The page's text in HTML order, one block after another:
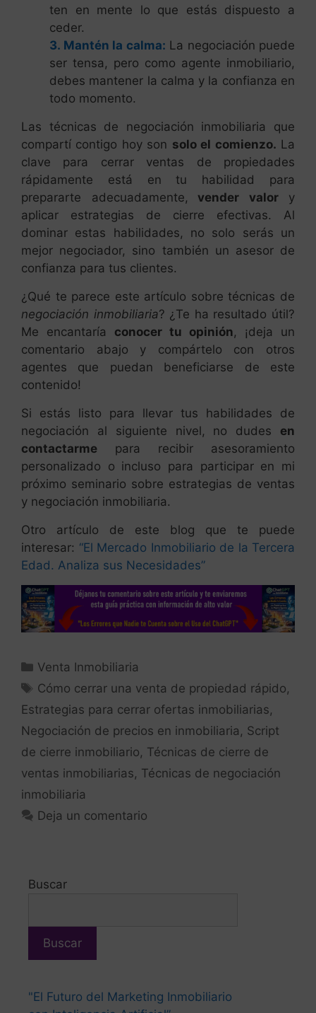
ten en mente lo que estás dispuesto a
ceder.
3. Mantén la calma: La negociación puede
ser tensa, pero como agente inmobiliario,
debes mantener la calma y la confianza en
todo momento.
Las técnicas de negociación inmobiliaria que
compartí contigo hoy son solo el comienzo. La
clave para cerrar ventas de propiedades
rápidamente está en tu habilidad para
prepararte adecuadamente, vender valory
aplicar estrategias de cierre efectivas. Al
dominar estas habilidades, no solo serás un
mejor negociador, sino también un asesor de
confianza para tus clientes.
¿Qué te parece este artículo sobre técnicas de
negociación inmobiliaria? ¿Te ha resultado útil?
Me encantaría conocer tu opinión, ¡deja un
comentario abajo y compártelo con otros
agentes que puedan beneficiarse de este
contenido!
Si estás listo para llevar tus habilidades de
negociación al siguiente nivel, no dudes en
contactarme para recibir asesoramiento
personalizado o incluso para participar en mi
próximo seminario sobre estrategias de ventas
y negociación inmobiliaria.
Otro artículo de este blog que te puede
interesar: “El Mercado Inmobiliario de la Tercera
Edad. Analiza sus Necesidades”
Venta Inmobiliaria
Cómo cerrar una venta de propiedad rápido,
Estrategias para cerrar ofertas inmobiliarias,
Negociación de precios en inmobiliaria , Script
de cierre inmobiliario, Técnicas de cierre de
ventas inmobiliarias, Técnicas de negociación
inmobiliaria
Deja un comentario
Buscar
Buscar
"El Futuro del Marketing Inmobiliario